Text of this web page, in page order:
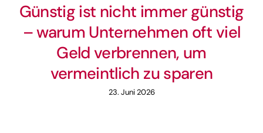
Günstig ist nicht immer günstig
– warum Unternehmen oft viel
Geld verbrennen, um
vermeintlich zu sparen
23. Juni 2026